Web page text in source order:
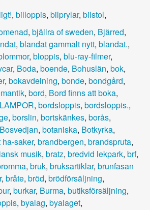
, billoppis, bilprylar, bilstol,
, bjällra of sweden, Bjärred,
, blandat gammalt nytt, blandat.,
, bloppis, blu-ray-filmer,
, Boda, boende, Bohuslän, bok,
, bokavdelning, bonde, bondgård,
, bord, Bord finns att boka,
, bordsloppis, bordsloppis.,
, borslin, bortskänkes, borås,
Bosvedjan, botaniska, Botkyrka,
ha-saker, brandbergen, brandspruta,
musik, bratz, bredvid lekpark, brf,
, bruk, bruksartiklar, brunfasan
, bråte, bröd, brödförsäljning,
, burkar, Burma, butiksförsäljning,
, byalag, byalaget,